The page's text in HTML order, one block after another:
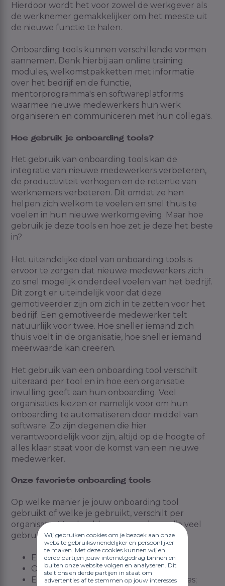
Wij gebruiken cookies om je bezoek aan onze
website gebruiksvriendelijker en persoonlijker
te maken. Met deze cookies kunnen wij en
derde partijen jouw internetgedrag binnen en
buiten onze website volgen en analyseren. Dit
stelt ons en derde partijen in staat om
advertenties af te stemmen op jouw interesses
Hierdoor wordt het voor zowel de werkgever als
de werknemer gemakkelijker om het meeste uit
de nieuwe functie te halen.
Onboarding tools kunnen verschillende vormen
aannemen. Denk hierbij aan online training
modules, welkomstpakketten met informatie
over het bedrijf en de functie,
mentorprogramma's en softwareplatforms
waarmee nieuwe medewerkers hun werk
organiseren en communiceren met hun collega's.
Hoe gebruik je onboarding tools?
Het gebruik van onboarding tools kan de
integratie van nieuwe medewerkers verbeteren,
de productiviteit verhogen en de retentie van
werknemers verbeteren. Dit omdat ze hen
helpen zich welkom te voelen en snel thuis te
voelen in hun nieuwe werkomgeving. Maar hoe
gebruik je deze tools en hoe zet je deze het beste
in?
Het uiteindelijke doel van onboarding tools is
ervoor te zorgen dat nieuwe medewerkers zich
zo snel mogelijk onderdeel voelen van het bedrijf.
Dit zorgt er uiteindelijk voor dat deze
gemotiveerder zijn om zich in te zetten voor het
bedrijf. Een gemotiveerde medewerker telt
natuurlijk voor twee. Hoe sneller iemand zich
thuis voelt in de organisatie, hoe sneller iemand
meerwaarde kan creëren.
Het gebruik van een onboarding tool verschilt
uiteraard per tool en in hoe een organisatie
invulling geeft aan hun onboarding. Veel
organisaties kiezen er namelijk voor om hun
onboarding te automatiseren door middel van
software. Zo zijn degenen die hier
verantwoordelijk voor zijn, altijd op de hoogte of
alles klaar staat voor de komst van een nieuwe
medewerker.
Onze favoriete onboarding tools
Op welke manier je jouw onboarding tool
gebruikt of welke je gebruikt, verschilt per
organisatie. Voorbeelden van manieren die veel
gebruikt worden tijdens de onboarding zijn:
Een buddyprogramma;
Onboardingspresentatie;
Een hand-out met informatie en goodies;